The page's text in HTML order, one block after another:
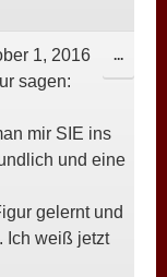
1, 2016
sagen:
mir SIE ins
und eine
gelernt und
Ich weiß jetzt
...DIESE